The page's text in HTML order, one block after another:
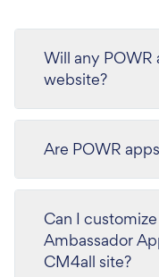
Will any
website?
Are POWR
Can I
Ambassador
CM4all site?